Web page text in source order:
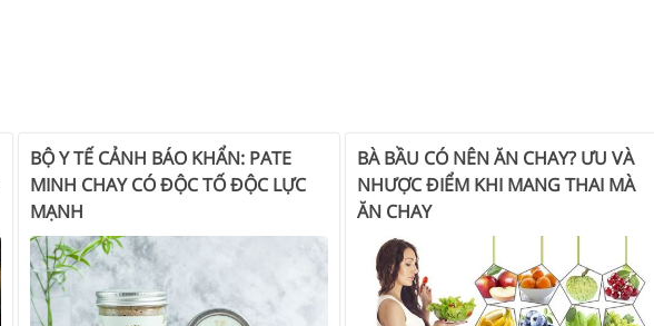
BỘ Y TẾ CẢNH BÁO KHẨN: PATE
MINH CHAY CÓ ĐỘC TỐ ĐỘC LỰC
MẠNH
BÀ BẦU CÓ NÊN ĂN CHAY? ƯU VÀ
NHƯỢC ĐIỂM KHI MANG THAI MÀ
ĂN CHAY